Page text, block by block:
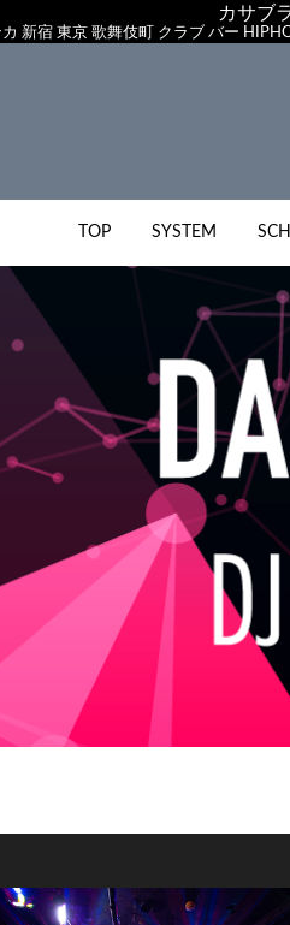
カサブ
新宿 東京 歌舞伎町 クラブ バー
TOP SYSTEM